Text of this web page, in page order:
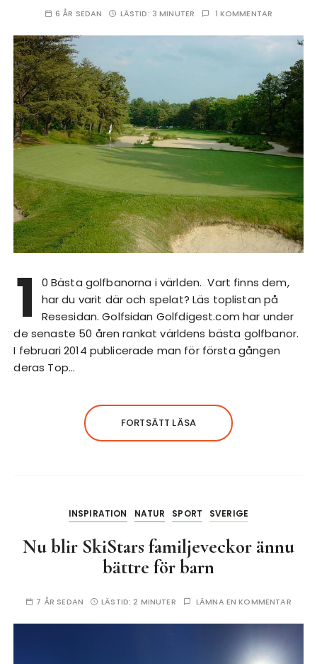
6 ÅR SEDAN LÄSTID: 3 MINUTER 1 KOMMENTAR
1
0 Bästa golfbanorna i världen. Vart finns dem,
har du varit där och spelat? Läs toplistan på
Resesidan. Golfsidan Golfdigest.com har under
de senaste 50 åren rankat världens bästa golfbanor.
I februari 2014 publicerade man för första gången
deras Top…
FORTSÄTT LÄSA
INSPIRATION NATUR SPORT SVERIGE
Nu blir SkiStars familjeveckor ännu
bättre för barn
7 ÅR SEDAN LÄSTID:2 MINUTER LÄMNA EN KOMMENTAR